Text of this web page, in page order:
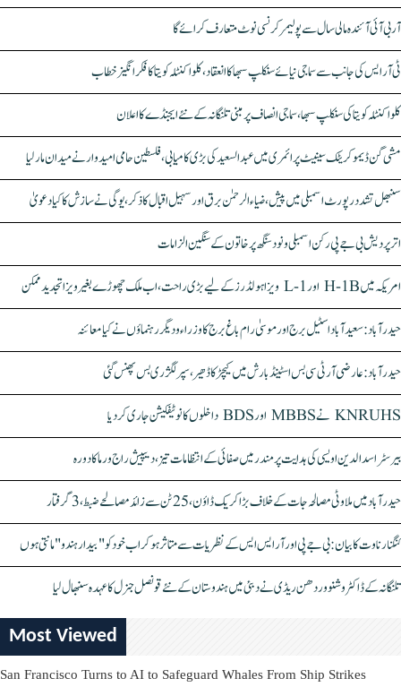
آر بی آئی آئندہ مالی سال سے پولیمر کرنسی نوٹ متعارف کرائے گا
ٹی آر ایس کی جانب سے سماجی نیائے سنکلپ سبھا کا انعقاد، کلواکنٹلہ کویتا کا فکر انگیز خطاب
کلواکنٹلہ کویتا کی سنکلپ سبھا، سماجی انصاف پر مبنی تلنگانہ کے نئے ایجنڈے کا اعلان
مشی گن ڈیموکریٹک سینیٹ پرائمری میں عبدالسعید کی بڑی کامیابی، فلسطین حامی امیدوار نے میدان مار لیا
سنبھل تشدد رپورٹ اسمبلی میں پیش، ضیاء الرحمٰن برق اور سہیل اقبال کا ذکر، یوگی نے سازش کا کیا دعویٰ
اتر پردیش بی جے پی رکن اسمبلی ونود سنگھ پر خاتون کے سنگین الزامات
امریکہ میں H-1B اور L-1 ویزا ہولڈرز کے لیے بڑی راحت، اب ملک چھوڑے بغیر ویزا تجدید ممکن
حیدرآباد: سعیدآباد اسٹیل برج اور موسیٰ رام باغ برج کا وزراء و دیگر رہنماؤں نے کیا معائنہ
حیدرآباد: عارضی آر ٹی سی بس اسٹینڈ بارش میں کیچڑ کا ڈھیر، سپر لگژری بس پھنس گئی
KNRUHS نے MBBS اور BDS داخلوں کا نوٹیفکیشن جاری کر دیا
بیرسٹر اسدالدین اویسی کی ہدایت پر مندر میں صفائی کے انتظامات تیز، دیپیش راج ورما کا دورہ
حیدرآباد میں ملاوٹی مصالحہ جات کے خلاف بڑا کریک ڈاؤن، 25 ٹن سے زائد مصالحے ضبط، 3 گرفتار
کنگنا رناوت کا بیان: بی جے پی اور آر ایس ایس کے نظریات سے متاثر ہو کر اب خود کو "بیدار ہندو" مانتی ہوں
تلنگانہ کے ڈاکٹر وشنو وردھن ریڈی نے دبئی میں ہندوستان کے نئے قونصل جنرل کا عہدہ سنبھال لیا
Most Viewed
San Francisco Turns to AI to Safeguard Whales From Ship Strikes